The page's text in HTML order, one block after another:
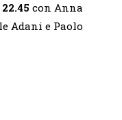
con Anna
Adani e Paolo